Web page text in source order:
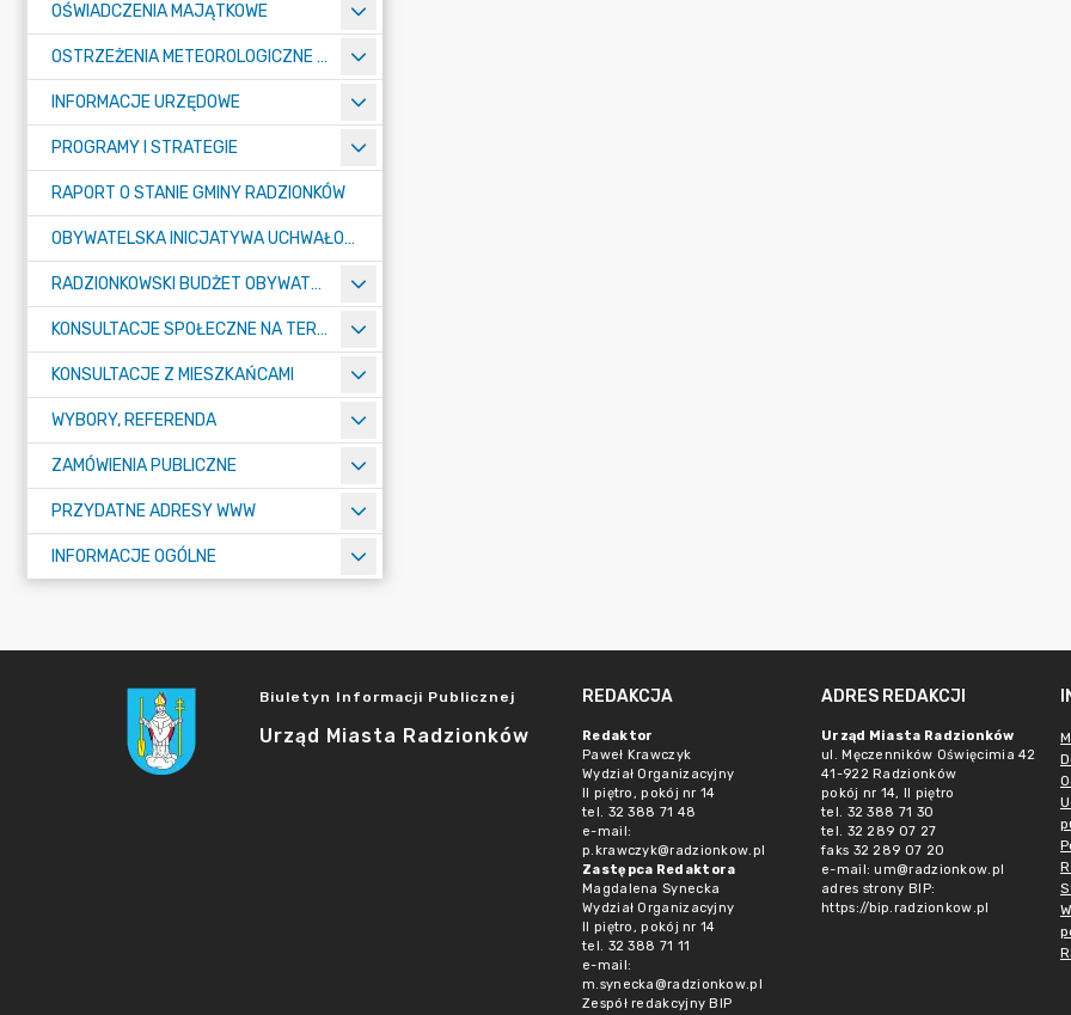
OŚWIADCZENIA MAJĄTKOWE
OSTRZEŻENIA METEOROLOGICZNE O ZŁYM STANIE POWIETRZA I INNE
INFORMACJE URZĘDOWE
PROGRAMY I STRATEGIE
RAPORT O STANIE GMINY RADZIONKÓW
OBYWATELSKA INICJATYWA UCHWAŁODAWCZA
RADZIONKOWSKI BUDŻET OBYWATELSKI
KONSULTACJE SPOŁECZNE NA TERENIE MIASTA RADZIONKÓW
KONSULTACJE Z MIESZKAŃCAMI
WYBORY, REFERENDA
ZAMÓWIENIA PUBLICZNE
PRZYDATNE ADRESY WWW
INFORMACJE OGÓLNE
Biuletyn Informacji Publicznej
Urząd Miasta Radzionków
REDAKCJA
Redaktor
Paweł Krawczyk
Wydział Organizacyjny
II piętro, pokój nr 14
tel. 32 388 71 48
e-mail:
p.krawczyk@radzionkow.pl
Zastępca Redaktora
Magdalena Synecka
Wydział Organizacyjny
II piętro, pokój nr 14
tel. 32 388 71 11
e-mail:
m.synecka@radzionkow.pl
Zespół redakcyjny BIP
ADRES REDAKCJI
Urząd Miasta Radzionków
ul. Męczenników Oświęcimia 42
41-922 Radzionków
pokój nr 14, II piętro
tel. 32 388 71 30
tel. 32 289 07 27
faks 32 289 07 20
e-mail: um@radzionkow.pl
adres strony BIP:
https://bip.radzionkow.pl